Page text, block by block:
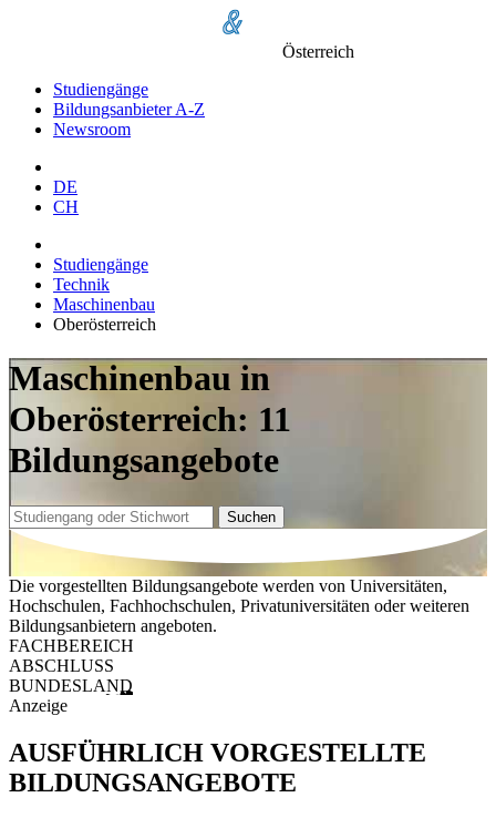
Österreich
Studiengänge
Bildungsanbieter A-Z
Newsroom
DE
CH
Studiengänge
Technik
Maschinenbau
Oberösterreich
Maschinenbau in
Oberösterreich: 11
Bildungsangebote
Suchen
Die vorgestellten Bildungsangebote werden von Universitäten,
Hochschulen, Fachhochschulen, Privatuniversitäten oder weiteren
Bildungsanbietern angeboten.
FACHBEREICH
ABSCHLUSS
BUNDESLAND
Anzeige
AUSFÜHRLICH VORGESTELLTE
BILDUNGSANGEBOTE